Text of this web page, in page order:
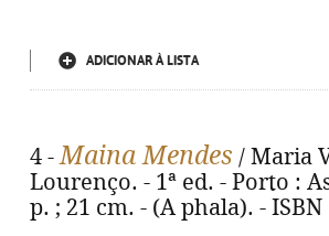
ADICIONAR À LISTA
4 -Maina Mendes / Maria
Lourenço. - 1ª ed. - Porto :
p. ; 21 cm. - (A phala). - ISBN